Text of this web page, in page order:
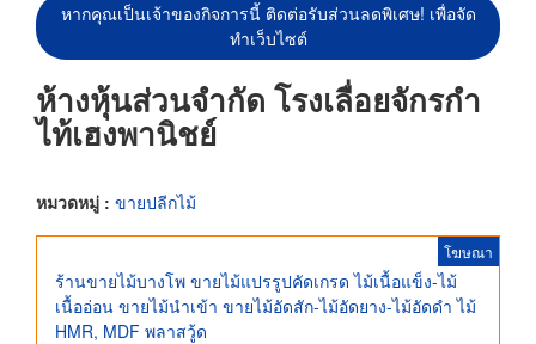
หากคุณเป็นเจ้าของกิจการนี้ ติดต่อรับส่วนลดพิเศษ! เพื่อจัด
ทำเว็บไซต์
ห้างหุ้นส่วนจำกัด โรงเลื่อยจักรกำ
ไท้เฮงพานิชย์
หมวดหมู่ : ขายปลีกไม้
โฆษณา
ร้านขายไม้บางโพ ขายไม้แปรรูปคัดเกรด ไม้เนื้อแข็ง-ไม้
เนื้ออ่อน ขายไม้นำเข้า ขายไม้อัดสัก-ไม้อัดยาง-ไม้อัดดำ ไม้
HMR, MDF พลาสวู้ด